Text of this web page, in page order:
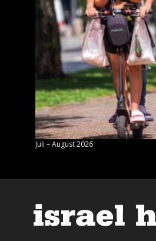
Juli – August 2026